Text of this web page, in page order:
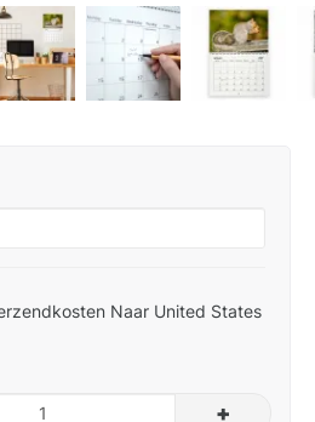
Naar United States
+